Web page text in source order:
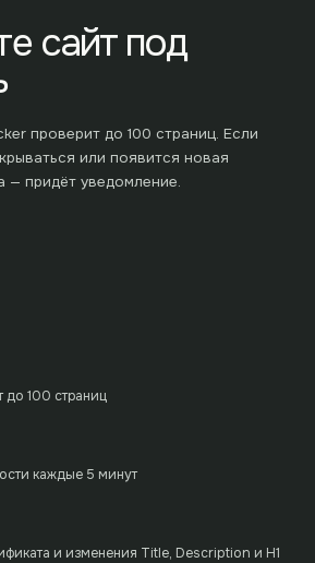
сайт под
проверит до 100 страниц. Если
или появится новая
— придёт уведомление.
до 100 страниц
каждые 5 минут
и изменения Title, Description и H1